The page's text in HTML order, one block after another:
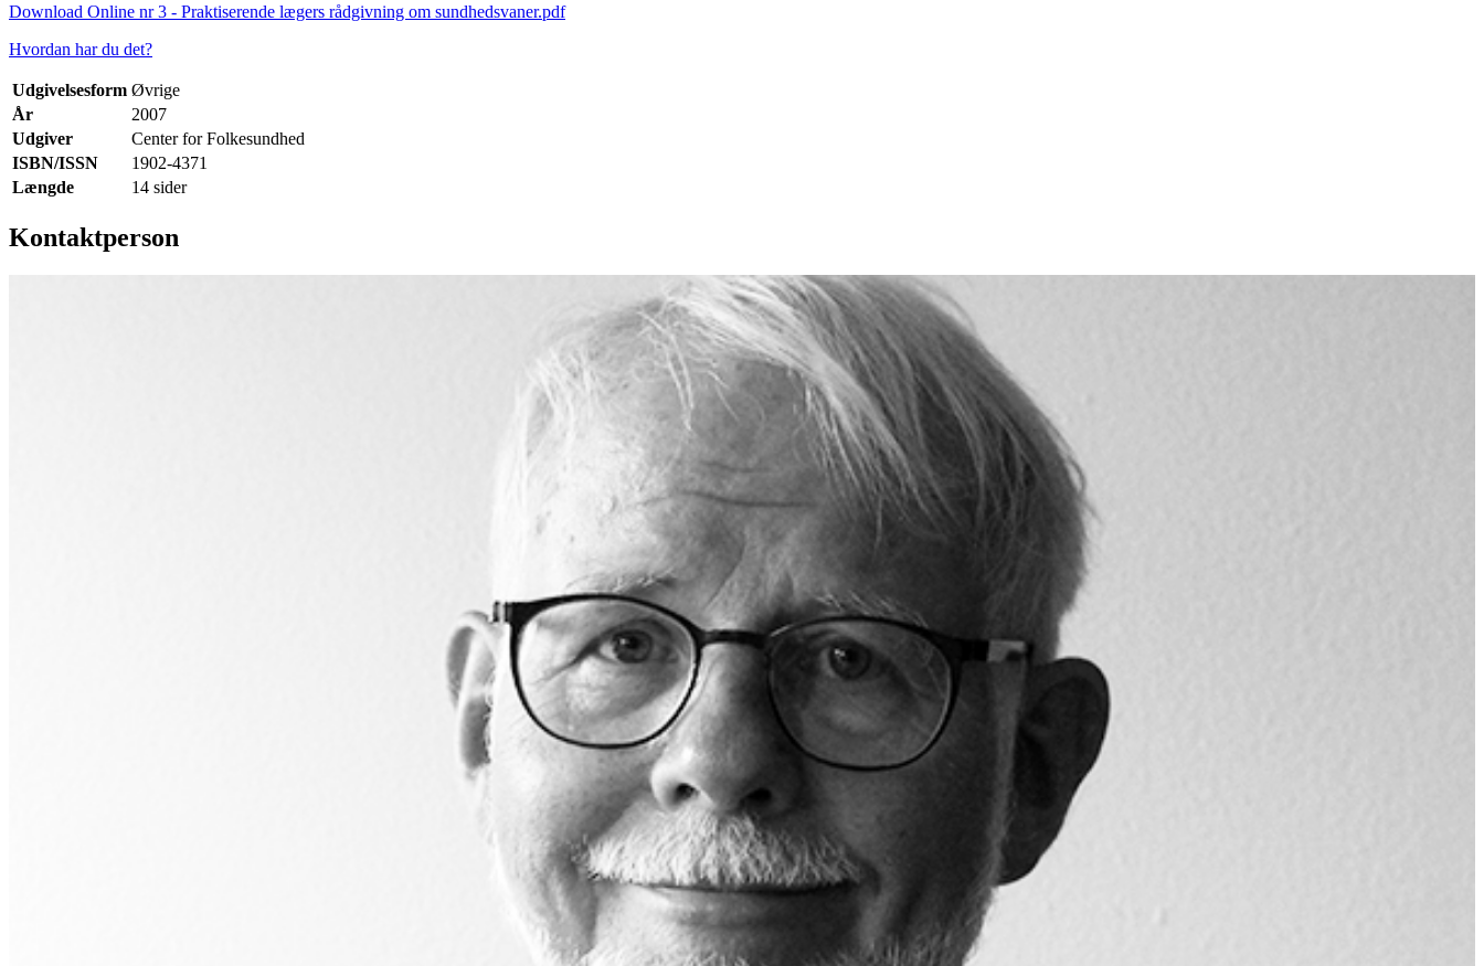
Download Online nr 3 - Praktiserende lægers rådgivning om sundhedsvaner.pdf
Hvordan har du det?
Udgivelsesform Øvrige
År
2007
Udgiver
Center for Folkesundhed
ISBN/ISSN
1902-4371
Længde
14 sider
Kontaktperson